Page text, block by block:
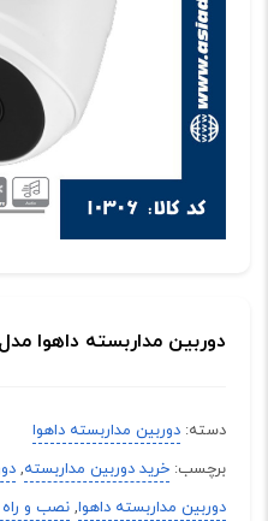
دوربین مداربسته داهوا مدل DH-HDW-T1A51P
دسته: دوربین مداربسته داهوا
برچسب: خرید دوربین مداربسته,
دوربین مداربسته داهوا, نصب و راه